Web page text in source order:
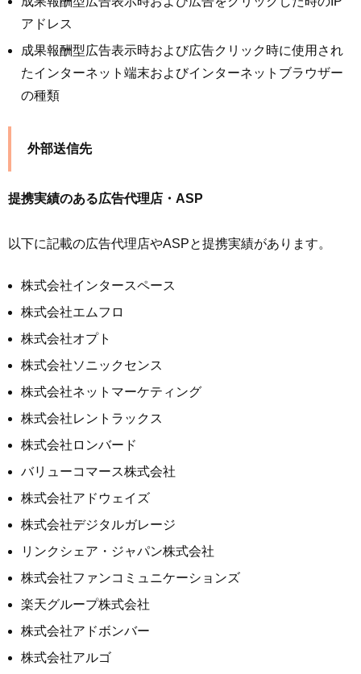
アドレス
成果報酬型広告表示時および広告クリック時に使用され
たインターネット端末およびインターネットブラウザー
の種類
外部送信先
提携実績のある広告代理店・ASP
以下に記載の広告代理店やASPと提携実績があります。
株式会社インタースペース
株式会社エムフロ
株式会社オプト
株式会社ソニックセンス
株式会社ネットマーケティング
株式会社レントラックス
株式会社ロンバード
バリューコマース株式会社
株式会社アドウェイズ
株式会社デジタルガレージ
リンクシェア・ジャパン株式会社
株式会社ファンコミュニケーションズ
楽天グループ株式会社
株式会社アドボンバー
株式会社アルゴ